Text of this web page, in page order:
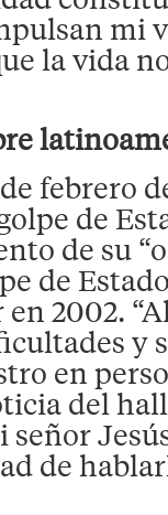
mi
la vida
febrero
de
de su
de
2002.
y
en
del
señor
de